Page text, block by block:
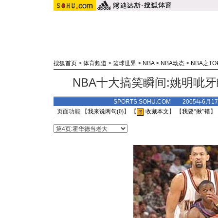
搜狐首页 > 体育频道 > 篮球世界 > NBA> NBA动态 > NBA之
NBA十大搞笑瞬间:姚明呲
SPORTS.SOHU.COM 2005年6月
页面功能 【我来说两句(0)】 【 收藏本文 】 【我要“揪”错】